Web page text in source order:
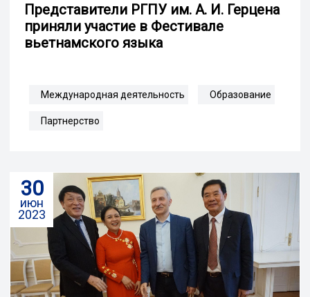
Представители РГПУ им. А. И. Герцена
приняли участие в Фестивале
вьетнамского языка
Международная деятельность Образование
Партнерство
30
июн
2023